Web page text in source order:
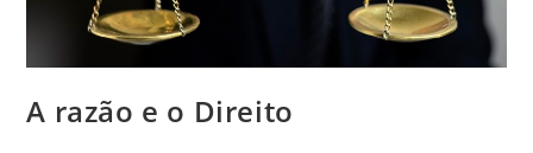
A razão e o Direito